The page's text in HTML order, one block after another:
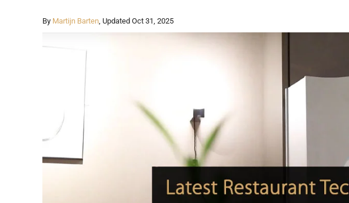
By Martijn Barten, Updated Oct 31, 2025